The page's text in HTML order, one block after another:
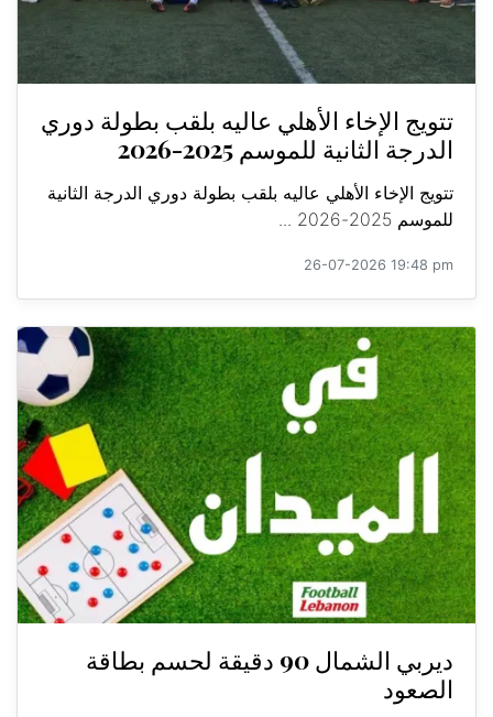
تتويج الإخاء الأهلي عاليه بلقب بطولة دوري
الدرجة الثانية للموسم 2025-2026
تتويج الإخاء الأهلي عاليه بلقب بطولة دوري الدرجة الثانية
للموسم 2025-2026 ...
26-07-2026 19:48 pm
ديربي الشمال 90 دقيقة لحسم بطاقة
الصعود